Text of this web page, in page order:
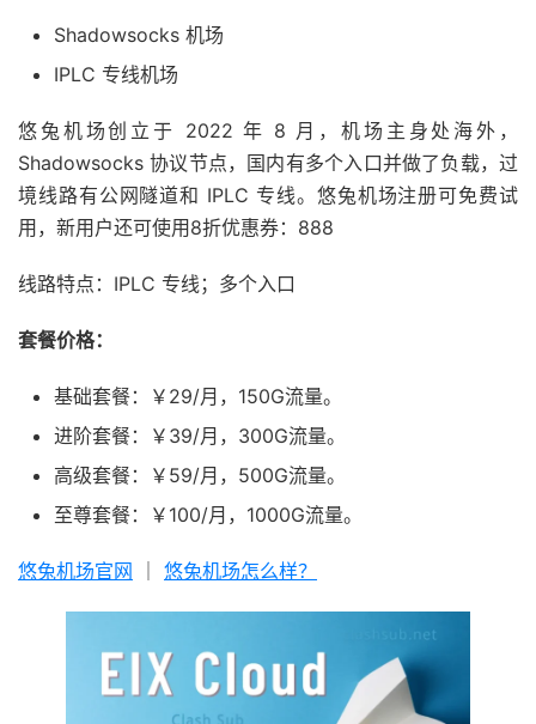
Shadowsocks 机场
IPLC 专线机场
悠兔机场创立于 2022 年 8 月，机场主身处海外，
Shadowsocks 协议节点，国内有多个入口并做了负载，过
境线路有公网隧道和 IPLC 专线。悠兔机场注册可免费试
用，新用户还可使用8折优惠券：888
线路特点：IPLC 专线；多个入口
套餐价格：
基础套餐：￥29/月，150G流量。
进阶套餐：￥39/月，300G流量。
高级套餐：￥59/月，500G流量。
至尊套餐：￥100/月，1000G流量。
悠兔机场官网 悠兔机场怎么样？